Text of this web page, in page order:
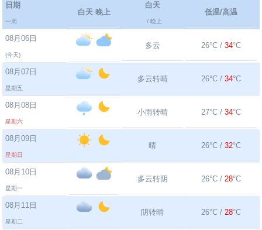
日期
一周
白天 晚上
白天
/ 晚上
低温/高温
08月06日
(今天)
多云 26°C / 34°C
08月07日
星期五
多云转晴 26°C / 34°C
08月08日
星期六
小雨转晴 27°C / 34°C
08月09日
星期日
晴 26°C / 32°C
08月10日
星期一
多云转阴 26°C / 28°C
08月11日
星期二
阴转晴 26°C / 28°C